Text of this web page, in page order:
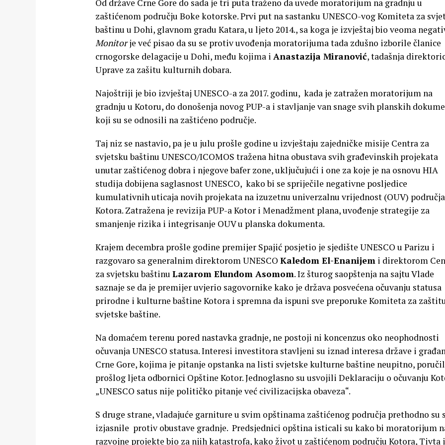
Od države Crne Gore do sada je tri puta traženo da uvede moratorijum na gradnju u
zaštićenom području Boke kotorske. Prvi put na sastanku UNESCO-vog Komiteta za
baštinu u Dohi, glavnom gradu Katara, u ljeto 2014., sa koga je izvještaj bio veoma
Monitorje već pisao da su se protiv uvođenja moratorijuma tada zdušno izborile članice
crnogorske delagacije u Dohi, među kojima i Anastazija Miranović, tadašnja
Uprave za zašitu kulturnih dobara.
Najoštriji je bio izvještaj UNESCO-a za 2017. godinu, kada je zatražen moratorijum na
gradnju u Kotoru, do donošenja novog PUP-a i stavljanje van snage svih planskih
koji su se odnosili na zaštićeno područje.
Taj niz se nastavio, pa je u julu prošle godine u izvještaju zajedničke misije Centra za
svjetsku baštinu UNESCO/ICOMOS tražena hitna obustava svih građevinskih projekata
unutar zaštićenog dobra i njegove bafer zone, uključujući i one za koje je na osnovu HIA
studija dobijena saglasnost UNESCO, kako bi se spriječile negativne posljedice
kumulativnih uticaja novih projekata na izuzetnu univerzalnu vrijednost (OUV) područja
Kotora. Zatražena je revizija PUP-a Kotor i Menadžment plana, uvođenje strategije za
smanjenje rizika i integrisanje OUV u planska dokumenta.
Krajem decembra prošle godine premijer Spajić posjetio je sjedište UNESCO u Parizu i
razgovaro sa generalnim direktorom UNESCO Kaledom El-Enanijem i direktorom
za svjetsku baštinu Lazarom Elundom Asomom. Iz šturog saopštenja na sajtu Vlade
saznaje se da je premijer uvjerio sagovornike kako je država posvećena očuvanju statusa
prirodne i kulturne baštine Kotora i spremna da ispuni sve preporuke Komiteta za
svjetske baštine.
Na domaćem terenu pored nastavka gradnje, ne postoji ni koncenzus oko neophodnosti
očuvanja UNESCO statusa. Interesi investitora stavljeni su iznad interesa države i
Crne Gore, kojima je pitanje opstanka na listi svjetske kulturne baštine neupitno,
prošlog ljeta odbornici Opštine Kotor. Jednoglasno su usvojili Deklaraciju o očuvanju
„UNESCO satus nije političko pitanje već civilizacijska obaveza“.
S druge strane, vladajuće garniture u svim opštinama zaštićenog područja prethodno su
izjasnile protiv obustave gradnje. Predsjednici opština isticali su kako bi moratorijum
razvojne projekte bio za njih katastrofa, kako život u zaštićenom području Kotora, Tivta i